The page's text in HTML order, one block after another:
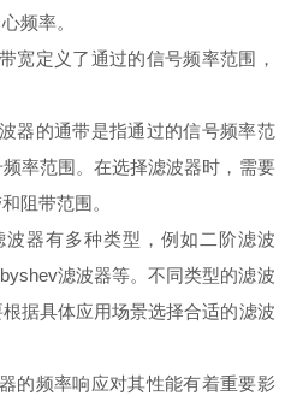
频率。
宽定义了通过的信号频率范围，
器的通带是指通过的信号频率范
率范围。在选择滤波器时，需要
阻带范围。
器有多种类型，例如二阶滤波
滤波器等。不同类型的滤波
据具体应用场景选择合适的滤波
的频率响应对其性能有着重要影